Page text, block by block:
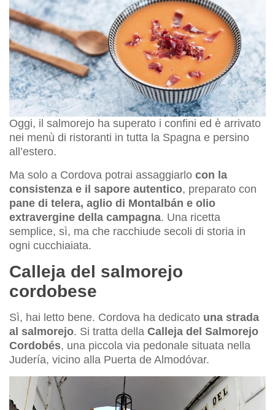
Oggi, il salmorejo ha superato i confini ed è arrivato
nei menù di ristoranti in tutta la Spagna e persino
all’estero.
Ma solo a Cordova potrai assaggiarlo con la
consistenza e il sapore autentico, preparato con
pane di telera, aglio di Montalbán e olio
extravergine della campagna. Una ricetta
semplice, sì, ma che racchiude secoli di storia in
ogni cucchiaiata.
Calleja del salmorejo
cordobese
Sì, hai letto bene. Cordova ha dedicato una strada
al salmorejo. Si tratta della Calleja del Salmorejo
Cordobés, una piccola via pedonale situata nella
Judería, vicino alla Puerta de Almodóvar.